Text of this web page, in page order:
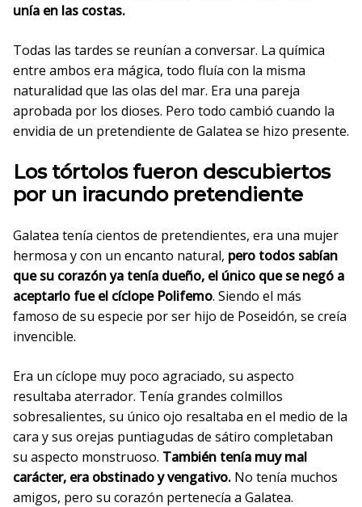
unía en las costas.
Todas las tardes se reunían a conversar. La química
entre ambos era mágica, todo fluía con la misma
naturalidad que las olas del mar. Era una pareja
aprobada por los dioses. Pero todo cambió cuando la
envidia de un pretendiente de Galatea se hizo presente.
Los tórtolos fueron descubiertos
por un iracundo pretendiente
Galatea tenía cientos de pretendientes, era una mujer
hermosa y con un encanto natural, pero todos sabían
que su corazón ya tenía dueño, el único que se negó a
aceptarlo fue el cíclope Polifemo. Siendo el más
famoso de su especie por ser hijo de Poseidón, se creía
invencible.
Era un cíclope muy poco agraciado, su aspecto
resultaba aterrador. Tenía grandes colmillos
sobresalientes, su único ojo resaltaba en el medio de la
cara y sus orejas puntiagudas de sátiro completaban
su aspecto monstruoso. También tenía muy mal
carácter, era obstinado y vengativo. No tenía muchos
amigos, pero su corazón pertenecía a Galatea.